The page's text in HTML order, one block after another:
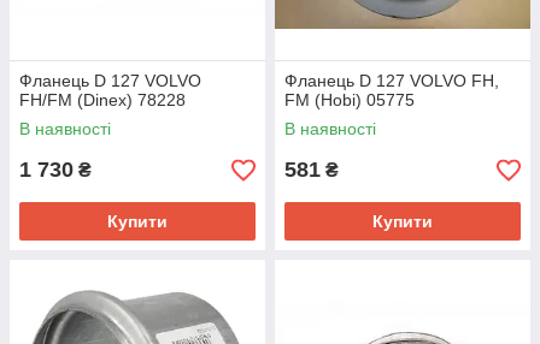
Фланець D 127 VOLVO
FH/FM (Dinex) 78228
В наявності
1 730 ₴
Купити
Фланець D 127 VOLVO FH,
FM (Hobi) 05775
В наявності
581 ₴
Купити